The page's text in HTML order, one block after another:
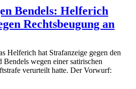
Bendels: Helferich
Rechtsbeugung an
Helferich hat Strafanzeige gegen den
wegen einer satirischen
verurteilt hatte. Der Vorwurf: